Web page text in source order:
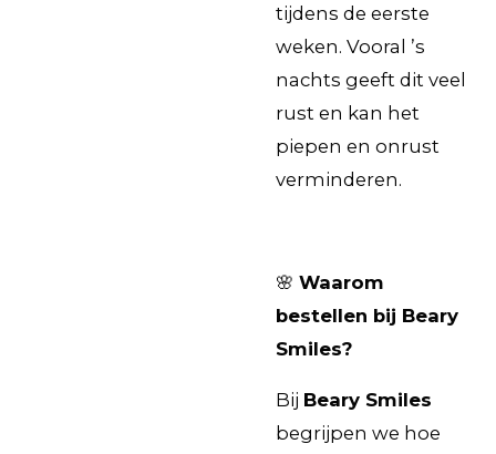
tijdens de eerste
weken. Vooral ’s
nachts geeft dit veel
rust en kan het
piepen en onrust
verminderen.
🌸 Waarom
bestellen bij Beary
Smiles?
Bij Beary Smiles
begrijpen we hoe